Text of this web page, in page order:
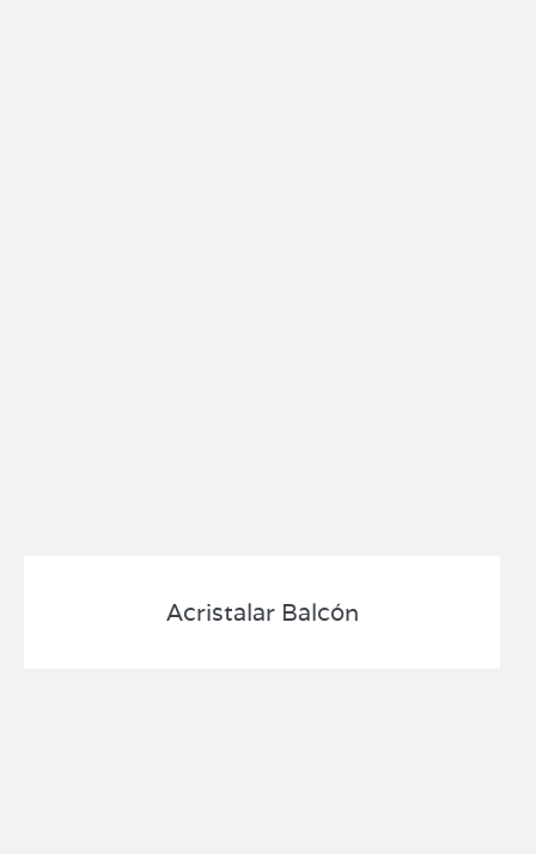
Acristalar Balcón